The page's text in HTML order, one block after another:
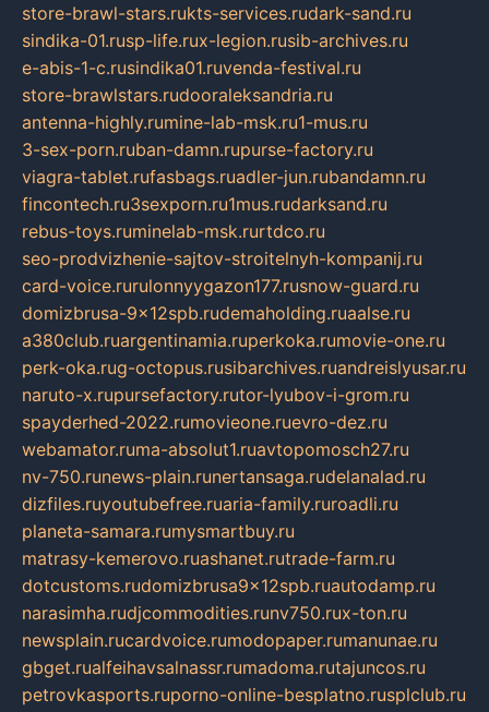
store-brawl-stars.rukts-services.rudark-sand.ru
sindika-01.rusp-life.rux-legion.rusib-archives.ru
e-abis-1-c.rusindika01.ruvenda-festival.ru
store-brawlstars.rudooraleksandria.ru
antenna-highly.rumine-lab-msk.ru1-mus.ru
3-sex-porn.ruban-damn.rupurse-factory.ru
viagra-tablet.rufasbags.ruadler-jun.rubandamn.ru
fincontech.ru3sexporn.ru1mus.rudarksand.ru
rebus-toys.ruminelab-msk.rurtdco.ru
seo-prodvizhenie-sajtov-stroitelnyh-kompanij.ru
card-voice.rurulonnyygazon177.rusnow-guard.ru
domizbrusa-9x12spb.rudemaholding.ruaalse.ru
a380club.ruargentinamia.ruperkoka.rumovie-one.ru
perk-oka.rug-octopus.rusibarchives.ruandreislyusar.ru
naruto-x.rupursefactory.rutor-lyubov-i-grom.ru
spayderhed-2022.rumovieone.ruevro-dez.ru
webamator.ruma-absolut1.ruavtopomosch27.ru
nv-750.runews-plain.runertansaga.rudelanalad.ru
dizfiles.ruyoutubefree.ruaria-family.ruroadli.ru
planeta-samara.rumysmartbuy.ru
matrasy-kemerovo.ruashanet.rutrade-farm.ru
dotcustoms.rudomizbrusa9x12spb.ruautodamp.ru
narasimha.rudjcommodities.runv750.rux-ton.ru
newsplain.rucardvoice.rumodopaper.rumanunae.ru
gbget.rualfeihavsalnassr.rumadoma.rutajuncos.ru
petrovkasports.ruporno-online-besplatno.rusplclub.ru